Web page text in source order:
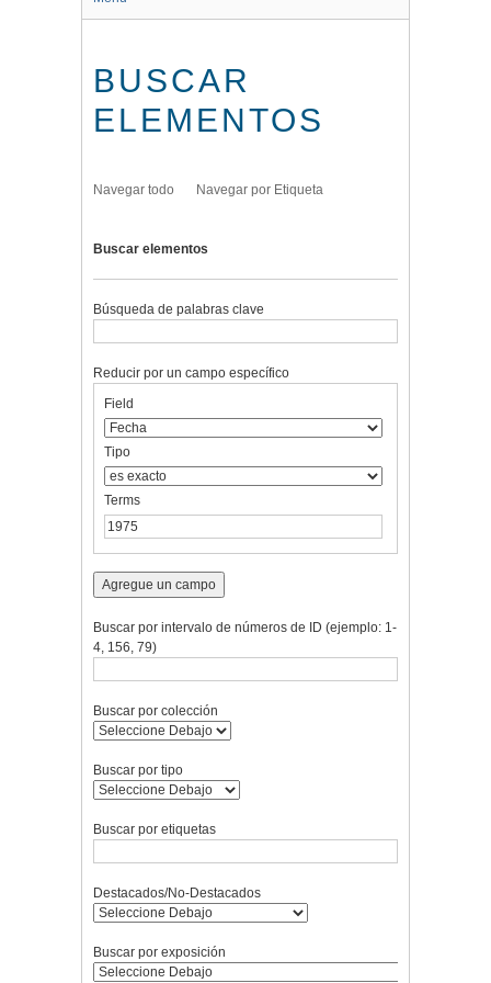
BUSCAR
ELEMENTOS
Navegar todo Navegar por Etiqueta
Buscar elementos
Búsqueda de palabras clave
rows
"Reducir
por
campo
específico":
1
Reducir por un campo específico
de
búsqueda
de
búsqueda
de
búsqueda
de
Búsqueda
Field
Tipo
Terms
Agregue un campo
Buscar por intervalo de números de ID (ejemplo: 1-
4, 156, 79)
Buscar por colección
Buscar por tipo
Buscar por etiquetas
Destacados/No-Destacados
Buscar por exposición